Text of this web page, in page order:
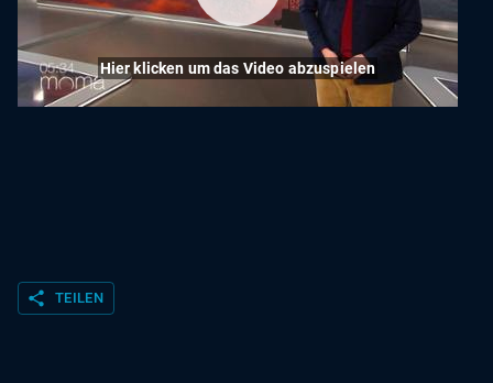
Hier klicken um das Video abzuspielen
share TEILEN